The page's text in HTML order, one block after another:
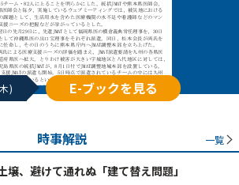
) E-ブックを見る
時事解説 一覧
壌、避けて通れぬ「建て替え問題」